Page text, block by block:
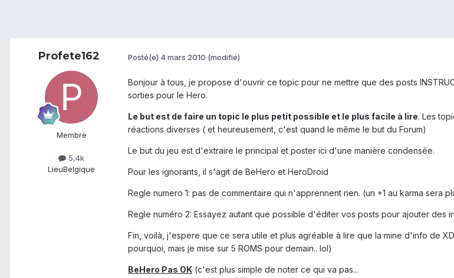
Profete162
Membre
5,4k
LieuBelgique
Posté(e) 4 mars 2010 (modifié)
Bonjour à tous, je propose d'ouvrir ce topic pour ne mettre que des posts
sorties pour le Hero.
Le but est de faire un topic le plus petit possible et le plus facile à lire. Les
réactions diverses ( et heureusement, c'est quand le même le but du Forum)
Le but du jeu est d'extraire le principal et poster ici d'une manière condensée.
Pour les ignorants, il s'agit de BeHero et HeroDroid
Regle numero 1: pas de commentaire qui n'apprennent rien. (un +1 au karma
Regle numéro 2: Essayez autant que possible d'éditer vos posts pour ajouter des
Fin, voilà, j'espere que ce sera utile et plus agréable à lire que la mine d'info de
pourquoi, mais je mise sur 5 ROMS pour demain.. lol)
BeHero Pas OK (c'est plus simple de noter ce qui va pas...